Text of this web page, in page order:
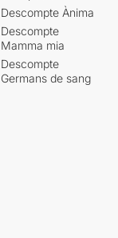
Descompte Ànima
Descompte
Mamma mia
Descompte
Germans de sang